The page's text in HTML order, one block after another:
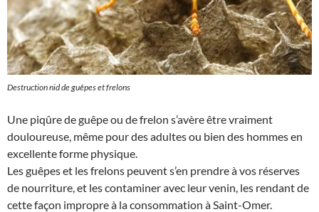
Destruction nid de guêpes et frelons
Une piqûre de guêpe ou de frelon s’avère être vraiment
douloureuse, même pour des adultes ou bien des hommes en
excellente forme physique.
Les guêpes et les frelons peuvent s’en prendre à vos réserves
de nourriture, et les contaminer avec leur venin, les rendant de
cette façon impropre à la consommation à Saint-Omer.